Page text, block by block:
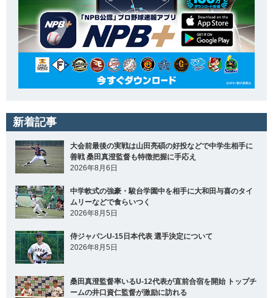
新着記事
大会前最後の実戦は山田亮碩の好投などで中学生相手に
善戦 桑田真澄監督も特徴把握に手応え
2026年8月6日
中学軟式の強豪・駿台学園中を相手に大和田与喜のタイ
ムリーなどで食らいつく
2026年8月5日
侍ジャパンU-15日本代表 選手決定について
2026年8月5日
桑田真澄監督率いるU-12代表が直前合宿を開始 トップチ
ームの井口資仁監督が激励に訪れる